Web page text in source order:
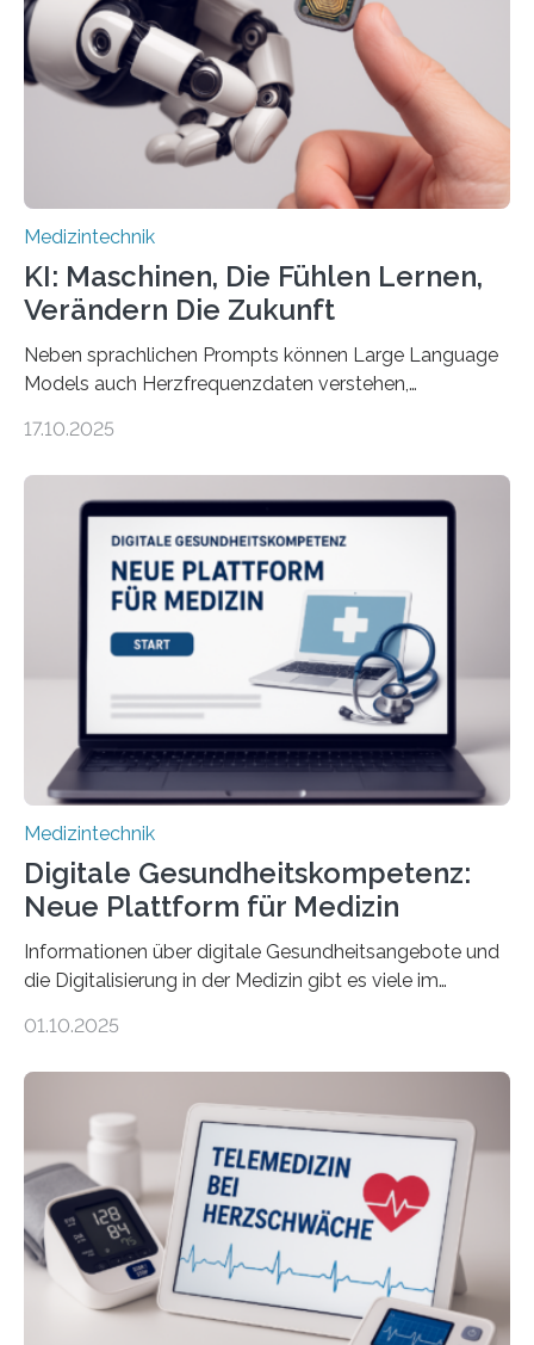
die Entwicklung eines berührungslosen
Assistenzsystems, das den Zustand der Person
kontinuierlich erfasst, pflegende Personen unterstützt
und in Notfällen selbstständig Alarm schlägt. „Die Idee
Medizintechnik
KI: Maschinen, Die Fühlen Lernen,
Verändern Die Zukunft
Neben sprachlichen Prompts können Large Language
Models auch Herzfrequenzdaten verstehen,
haben Dr. Morris Gellisch, ehemals an der Ruhr-
und Boris Burr von der Ruhr-Universität Bochum in
dafür eine technische Schnittstelle, über die
physiologische Daten in Echtzeit an das Sprachmodell
übermittelt werden können. Die Künstliche Intelligenz
kann dadurch auch die Sprache des Körpers
einbeziehen, auf die Menschen keinen bewussten
Einfluss nehmen. Das eröffnet…
17.10.2025
Medizintechnik
Digitale Gesundheitskompetenz:
Neue Plattform für Medizin
Informationen über digitale Gesundheitsangebote und
die Digitalisierung in der Medizin gibt es viele im
seriösen und wissenschaftlich abgesicherten Inhalten?
Forscherinnen der Technischen Universität Dresden
(TUD) richtet sich das Portal sowohl an Patientinnen
und Patienten, aber ebenso an medizinisches
Fachpersonal. Für all diese Zielgruppen bietet sie
speziell zugeschnittene Informationen, um deren
digitale Gesundheitskompetenz zu steigern. MiHUBx ist
01.10.2025